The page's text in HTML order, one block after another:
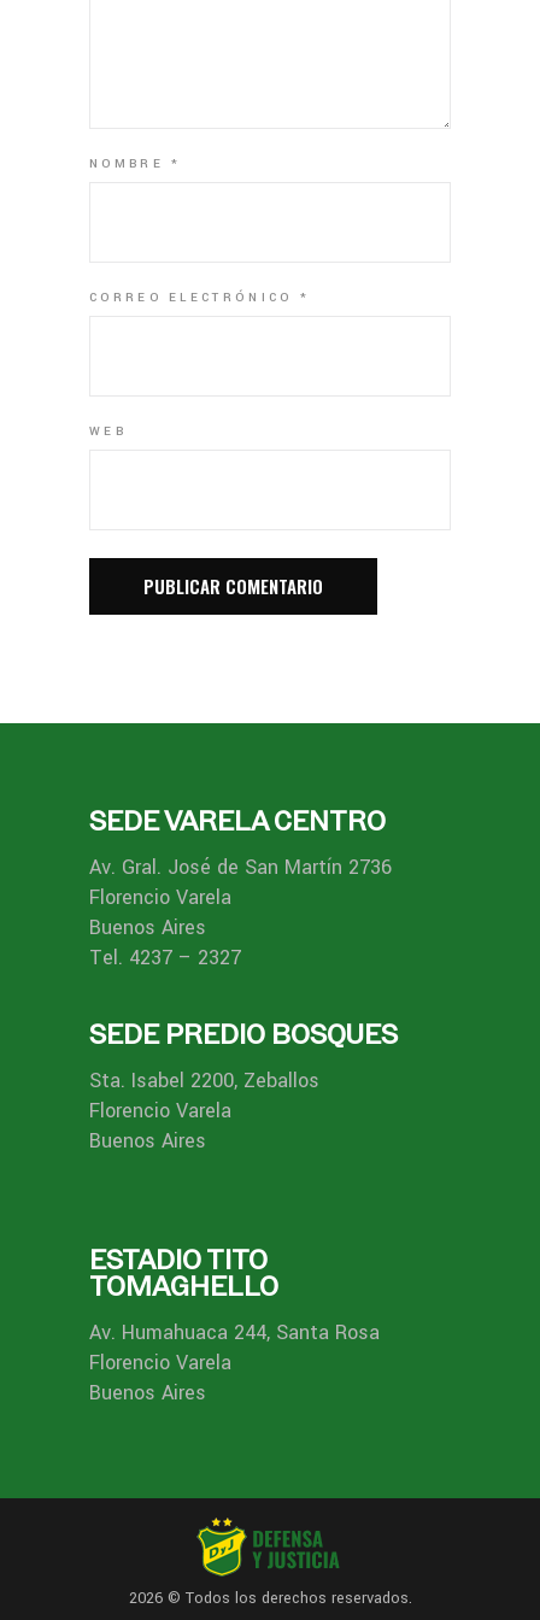
NOMBRE*
CORREO ELECTRÓNICO *
WEB
SEDE VARELA CENTRO
Av. Gral. José de San Martín 2736
Florencio Varela
Buenos Aires
Tel. 4237 – 2327
SEDE PREDIO BOSQUES
Sta. Isabel 2200, Zeballos
Florencio Varela
Buenos Aires
ESTADIO TITO
TOMAGHELLO
Av. Humahuaca 244, Santa Rosa
Florencio Varela
Buenos Aires
2026 © Todos los derechos reservados.